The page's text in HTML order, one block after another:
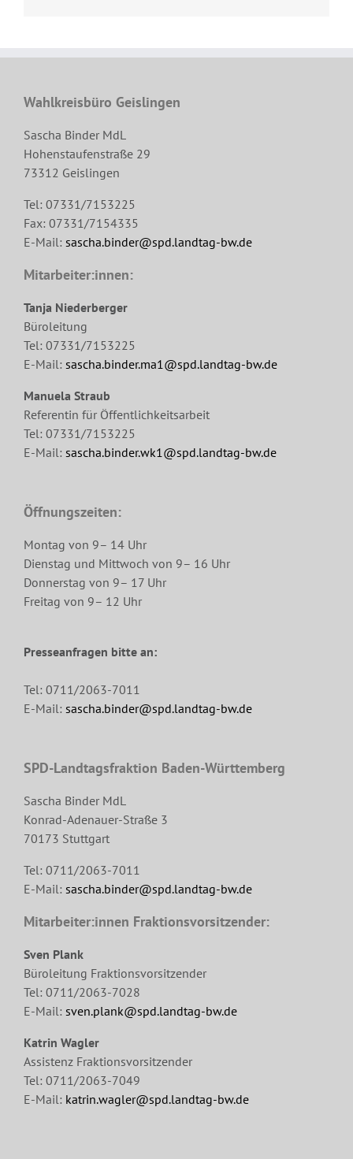
Wahlkreisbüro Geislingen
Sascha Binder MdL
Hohenstaufenstraße 29
73312 Geislingen
Tel: 07331/7153225
Fax: 07331/7154335
E-Mail: sascha.binder@spd.landtag-bw.de
Mitarbeiter:innen:
Tanja Niederberger
Büroleitung
Tel: 07331/7153225
E-Mail: sascha.binder.ma1@spd.landtag-bw.de
Manuela Straub
Referentin für Öffentlichkeitsarbeit
Tel: 07331/7153225
E-Mail: sascha.binder.wk1@spd.landtag-bw.de
Öffnungszeiten:
Montag von 9– 14 Uhr
Dienstag und Mittwoch von 9– 16 Uhr
Donnerstag von 9– 17 Uhr
Freitag von 9– 12 Uhr
Presseanfragen bitte an:
Tel: 0711/2063-7011
E-Mail: sascha.binder@spd.landtag-bw.de
SPD-Landtagsfraktion Baden-Württemberg
Sascha Binder MdL
Konrad-Adenauer-Straße 3
70173 Stuttgart
Tel: 0711/2063-7011
E-Mail: sascha.binder@spd.landtag-bw.de
Mitarbeiter:innen Fraktionsvorsitzender:
Sven Plank
Büroleitung Fraktionsvorsitzender
Tel: 0711/2063-7028
E-Mail: sven.plank@spd.landtag-bw.de
Katrin Wagler
Assistenz Fraktionsvorsitzender
Tel: 0711/2063-7049
E-Mail: katrin.wagler@spd.landtag-bw.de